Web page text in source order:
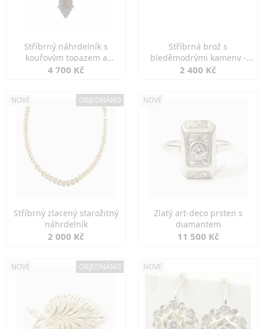
Stříbrný náhrdelník s
kouřovým topazem a
markazity
4 700 Kč
Stříbrná brož s
bleděmodrými kameny -
jemná elegance
2 400 Kč
NOVÉ OBJEDNÁNO
Stříbrný zlacený starožitný
náhrdelník
2 000 Kč
NOVÉ
Zlatý art-deco prsten s
diamantem
11 500 Kč
NOVÉ OBJEDNÁNO NOVÉ